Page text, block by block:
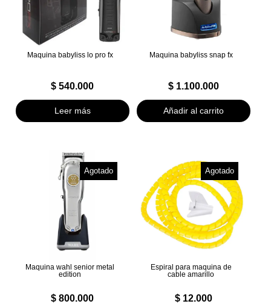
Maquina babyliss lo pro fx
$ 540.000
Leer más
Maquina babyliss snap fx
$1.100.000
Añadir al carrito
Agotado
Maquina wahl senior metal
edition
$ 800.000
Agotado
Espiral para maquina de
cable amarillo
$12.000